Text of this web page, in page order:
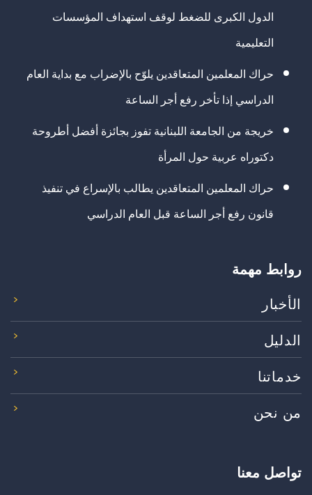
الدول الكبرى للضغط لوقف استهداف المؤسسات
التعليمية
حراك المعلمين المتعاقدين يلوّح بالإضراب مع بداية العام
الدراسي إذا تأخر رفع أجر الساعة
خريجة من الجامعة اللبنانية تفوز بجائزة أفضل أطروحة
دكتوراه عربية حول المرأة
حراك المعلمين المتعاقدين يطالب بالإسراع في تنفيذ
قانون رفع أجر الساعة قبل العام الدراسي
روابط مهمة
الأخبار
الدليل
خدماتنا
من نحن
تواصل معنا